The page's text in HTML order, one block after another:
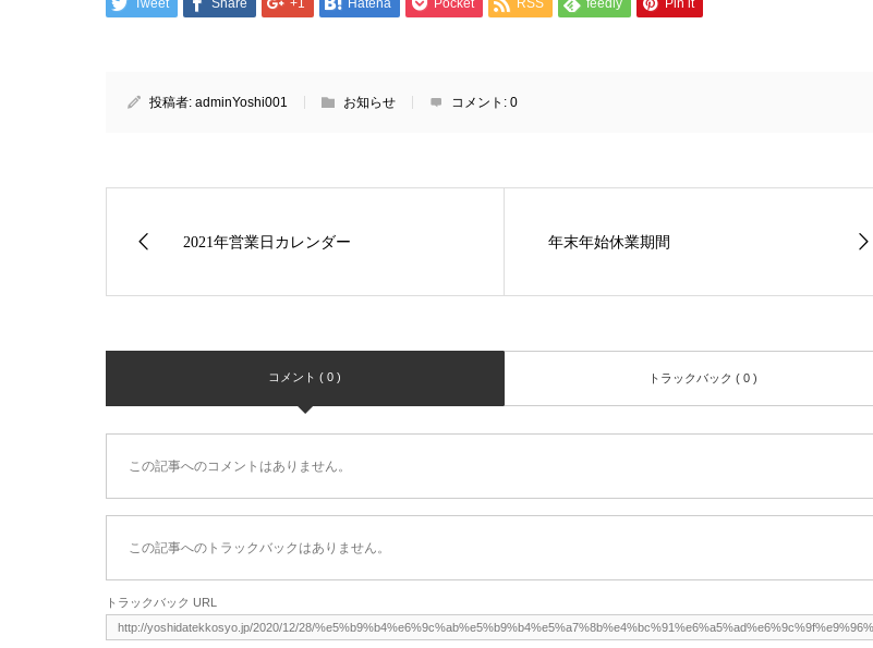
ウ い
ド
Tweet Share +1 Hatena Pocket RSS feedly Pin it
投稿者: adminYoshi001 お知らせ コメント: 0
2021年営業日カレンダー 年末年始休業期間
コメント ( 0 ) トラックバック ( 0 )
この記事へのコメントはありません。
この記事へのトラックバックはありません。
トラックバック URL